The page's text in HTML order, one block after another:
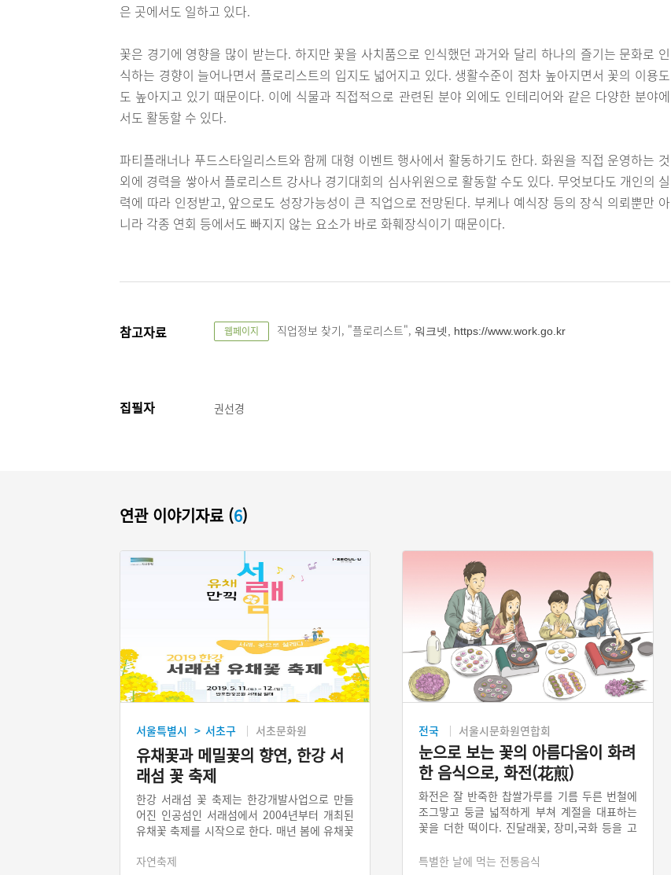
은 곳에서도 일하고 있다.
꽃은 경기에 영향을 많이 받는다. 하지만 꽃을 사치품으로 인식했던 과거와 달리 하나의 즐기는 문화로 인
식하는 경향이 늘어나면서 플로리스트의 입지도 넓어지고 있다. 생활수준이 점차 높아지면서 꽃의 이용도
도 높아지고 있기 때문이다. 이에 식물과 직접적으로 관련된 분야 외에도 인테리어와 같은 다양한 분야에
서도 활동할 수 있다.
파티플래너나 푸드스타일리스트와 함께 대형 이벤트 행사에서 활동하기도 한다. 화원을 직접 운영하는 것
외에 경력을 쌓아서 플로리스트 강사나 경기대회의 심사위원으로 활동할 수도 있다. 무엇보다도 개인의 실
력에 따라 인정받고, 앞으로도 성장가능성이 큰 직업으로 전망된다. 부케나 예식장 등의 장식 의뢰뿐만 아
니라 각종 연회 등에서도 빠지지 않는 요소가 바로 화훼장식이기 때문이다.
참고자료 웹페이지 직업정보 찾기, "플로리스트", 워크넷, https://www.work.go.kr
집필자 권선경
연관 이야기자료 (6)
서울특별시 > 서초구 서초문화원
유채꽃과 메밀꽃의 향연, 한강 서
래섬 꽃 축제
한강 서래섬 꽃 축제는 한강개발사업으로 만들
어진 인공섬인 서래섬에서 2004년부터 개최된
유채꽃 축제를 시작으로 한다. 매년 봄에 유채꽃
것에 착안하여 메밀꽃 축제도 열고 있다. 비록
자연축제
전국 서울시문화원연합회
눈으로 보는 꽃의 아름다움이 화려
한 음식으로, 화전(花煎)
화전은 잘 반죽한 찹쌀가루를 기름 두른 번철에
조그맣고 둥글 넓적하게 부쳐 계절을 대표하는
꽃을 더한 떡이다. 진달래꽃, 장미,국화 등을 고
미라고 한다.
특별한 날에 먹는 전통음식